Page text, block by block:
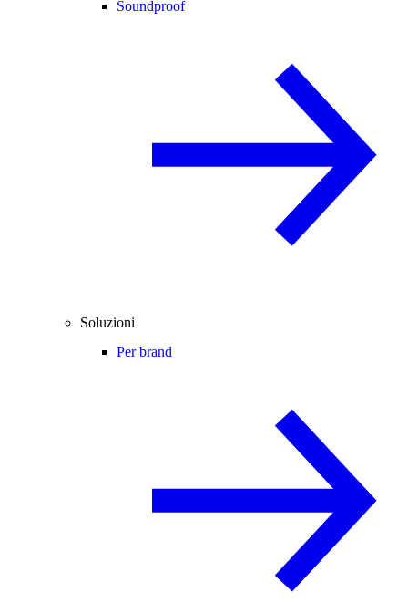
Soundproof
Soluzioni
Per brand